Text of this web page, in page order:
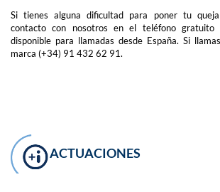
Si tienes alguna dificultad para poner tu
contacto con nosotros en el teléfono
disponible para llamadas desde España. Si
marca (+34) 91 432 62 91.
ACTUACIONES